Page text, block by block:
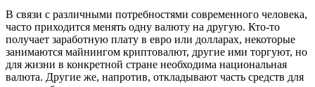
В связи с различными потребностями современного человека,
часто приходится менять одну валюту на другую. Кто-то
получает заработную плату в евро или долларах, некоторые
занимаются майнингом криптовалют, другие ими торгуют, но
для жизни в конкретной стране необходима национальная
валюта. Другие же, напротив, откладывают часть средств для